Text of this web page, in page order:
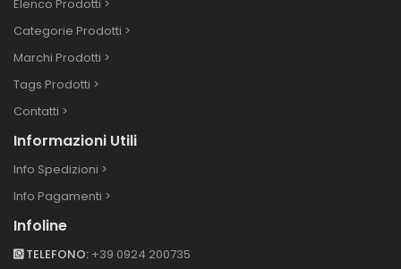
Elenco Prodotti >
Categorie Prodotti >
Marchi Prodotti >
Tags Prodotti >
Contatti >
Informazioni Utili
Info Spedizioni >
Info Pagamenti >
Infoline
TELEFONO: +39 0924 200735